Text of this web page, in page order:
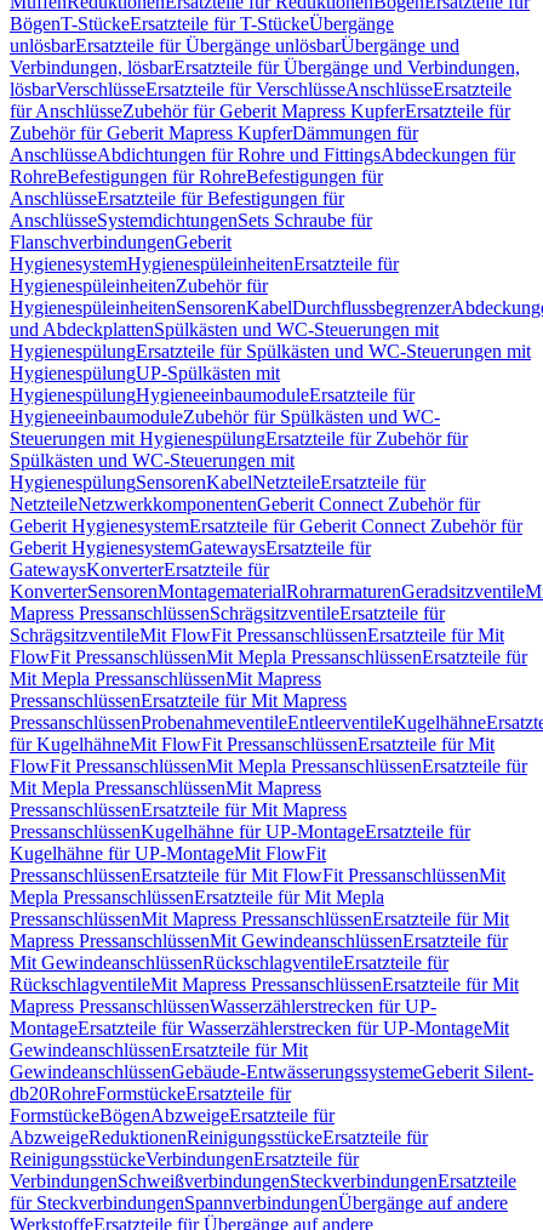
BögenT-StückeErsatzteile für T-StückeÜbergänge
unlösbarErsatzteile für Übergänge unlösbarÜbergänge und
Verbindungen, lösbarErsatzteile für Übergänge und Verbindungen,
lösbarVerschlüsseErsatzteile für VerschlüsseAnschlüsseErsatzteile
für AnschlüsseZubehör für Geberit Mapress KupferErsatzteile für
Zubehör für Geberit Mapress KupferDämmungen für
AnschlüsseAbdichtungen für Rohre und FittingsAbdeckungen für
RohreBefestigungen für RohreBefestigungen für
AnschlüsseErsatzteile für Befestigungen für
AnschlüsseSystemdichtungenSets Schraube für
FlanschverbindungenGeberit
HygienesystemHygienespüleinheitenErsatzteile für
HygienespüleinheitenZubehör für
HygienespüleinheitenSensorenKabelDurchflussbegrenzer
und AbdeckplattenSpülkästen und WC-Steuerungen mit
HygienespülungErsatzteile für Spülkästen und WC-Steuerungen mit
HygienespülungUP-Spülkästen mit
HygienespülungHygieneeinbaumoduleErsatzteile für
HygieneeinbaumoduleZubehör für Spülkästen und WC-
Steuerungen mit HygienespülungErsatzteile für Zubehör für
Spülkästen und WC-Steuerungen mit
HygienespülungSensorenKabelNetzteileErsatzteile für
NetzteileNetzwerkkomponentenGeberit Connect Zubehör für
Geberit HygienesystemErsatzteile für Geberit Connect Zubehör für
Geberit HygienesystemGatewaysErsatzteile für
GatewaysKonverterErsatzteile für
KonverterSensorenMontagematerialRohrarmaturenGeradsitzventile
Mapress PressanschlüssenSchrägsitzventileErsatzteile für
SchrägsitzventileMit FlowFit PressanschlüssenErsatzteile für Mit
FlowFit PressanschlüssenMit Mepla PressanschlüssenErsatzteile für
Mit Mepla PressanschlüssenMit Mapress
PressanschlüssenErsatzteile für Mit Mapress
PressanschlüssenProbenahmeventileEntleerventileKugelhähne
für KugelhähneMit FlowFit PressanschlüssenErsatzteile für Mit
FlowFit PressanschlüssenMit Mepla PressanschlüssenErsatzteile für
Mit Mepla PressanschlüssenMit Mapress
PressanschlüssenErsatzteile für Mit Mapress
PressanschlüssenKugelhähne für UP-MontageErsatzteile für
Kugelhähne für UP-MontageMit FlowFit
PressanschlüssenErsatzteile für Mit FlowFit PressanschlüssenMit
Mepla PressanschlüssenErsatzteile für Mit Mepla
PressanschlüssenMit Mapress PressanschlüssenErsatzteile für Mit
Mapress PressanschlüssenMit GewindeanschlüssenErsatzteile für
Mit GewindeanschlüssenRückschlagventileErsatzteile für
RückschlagventileMit Mapress PressanschlüssenErsatzteile für Mit
Mapress PressanschlüssenWasserzählerstrecken für UP-
MontageErsatzteile für Wasserzählerstrecken für UP-MontageMit
GewindeanschlüssenErsatzteile für Mit
GewindeanschlüssenGebäude-EntwässerungssystemeGeberit Silent-
db20RohreFormstückeErsatzteile für
FormstückeBögenAbzweigeErsatzteile für
AbzweigeReduktionenReinigungsstückeErsatzteile für
ReinigungsstückeVerbindungenErsatzteile für
VerbindungenSchweißverbindungenSteckverbindungenErsatzteile
für SteckverbindungenSpannverbindungenÜbergänge auf andere
WerkstoffeErsatzteile für Übergänge auf andere